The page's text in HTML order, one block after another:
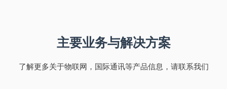
主要业务与解决方案
了解更多关于物联网，国际通讯等产品信息，请联系我们